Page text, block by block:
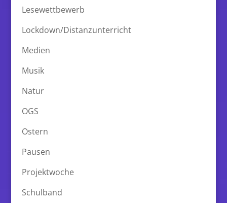
Lesewettbewerb
Lockdown/Distanzunterricht
Medien
Musik
Natur
OGS
Ostern
Pausen
Projektwoche
Schulband